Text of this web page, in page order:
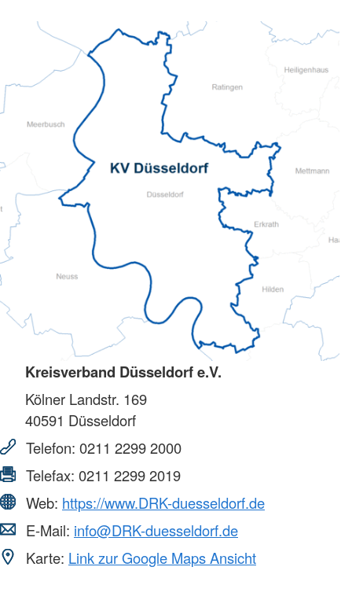
Kreisverband Düsseldorf e.V.
Kölner Landstr. 169
40591 Düsseldorf
Telefon: 0211 2299 2000
Telefax: 0211 2299 2019
Web: https://www.DRK-duesseldorf.de
E-Mail: info@DRK-duesseldorf.de
Karte: Link zur Google Maps Ansicht